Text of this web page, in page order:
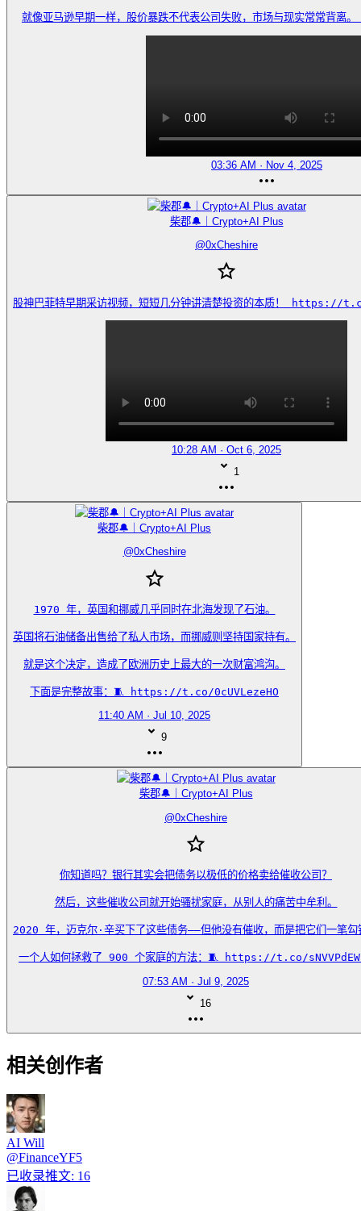
就像亚马逊早期一样，股价暴跌不代表公司失败，市场与现实常常
03:36 AM · Nov 4, 2025
柴郡🔔｜Crypto+AI Plus
@0xCheshire
股神巴菲特早期采访视频，短短几分钟讲清楚投资的本质！ https://
10:28 AM · Oct 6, 2025
1
柴郡🔔｜Crypto+AI Plus
@0xCheshire
1970 年，英国和挪威几乎同时在北海发现了石油。
英国将石油储备出售给了私人市场，而挪威则坚持国家持有。
就是这个决定，造成了欧洲历史上最大的一次财富鸿沟。
下面是完整故事：🧵 https://t.co/0cUVLezeHO
11:40 AM · Jul 10, 2025
9
柴郡🔔｜Crypto+AI Plus
@0xCheshire
你知道吗？银行其实会把债务以极低的价格卖给催收公司？
然后，这些催收公司就开始骚扰家庭，从别人的痛苦中牟利。
2020 年，迈克尔·辛买下了这些债务——但他没有催收，而是把它们一笔勾
一个人如何拯救了 900 个家庭的方法：🧵 https://t.co/
07:53 AM · Jul 9, 2025
16
相关创作者
AI Will
@FinanceYF5
已收录推文: 16